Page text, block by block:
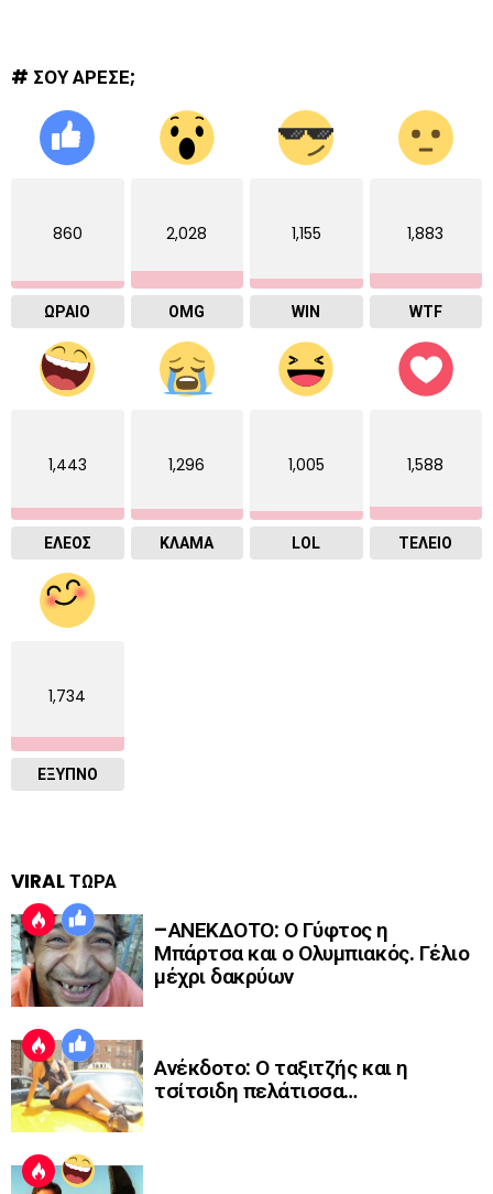
# ΣΟΥ ΑΡΕΣΕ;
860
ΩΡΑΙΟ
2,028
OMG
1,155
WIN
1,883
WTF
1,443
ΕΛΕΟΣ
1,296
ΚΛΑΜΑ
1,005
LOL
1,588
ΤΕΛΕΙΟ
1,734
ΈΞΥΠΝΟ
VIRAL ΤΩΡΑ
–ΑΝΕΚΔΟΤΟ: Ο Γύφτος η
Μπάρτσα και ο Ολυμπιακός. Γέλιο
μέχρι δακρύων
Ανέκδοτο: Ο ταξιτζής και η
τσίτσιδη πελάτισσα…